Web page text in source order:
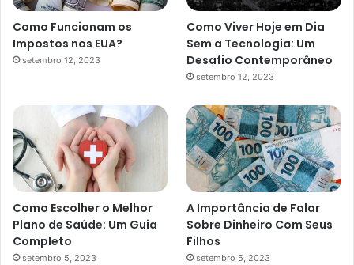
Como Funcionam os
Impostos nos EUA?
setembro 12, 2023
Como Viver Hoje em Dia
Sem a Tecnologia: Um
Desafio Contemporâneo
setembro 12, 2023
Como Escolher o Melhor
Plano de Saúde: Um Guia
Completo
setembro 5, 2023
A Importância de Falar
Sobre Dinheiro Com Seus
Filhos
setembro 5, 2023